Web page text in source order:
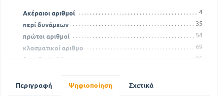
Ακέραιοι αριθμοί
4
περί δυνάμεων
35
πρώτοι αριθμοί
54
κλασματικοί αριθμο
69
δεκαδικά κλάσματα
89
σταθμών και νομισμάτων
Περιγραφή Ψηφιοποίηση Σχετικά